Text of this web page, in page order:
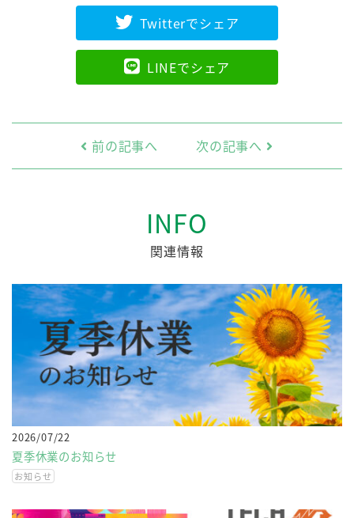
Twitterでシェア
LINEでシェア
前の記事へ 次の記事へ
INFO
関連情報
2026/07/22
夏季休業のお知らせ
お知らせ